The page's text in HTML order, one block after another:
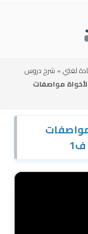
لغتي» شرح دروس
مواصفات